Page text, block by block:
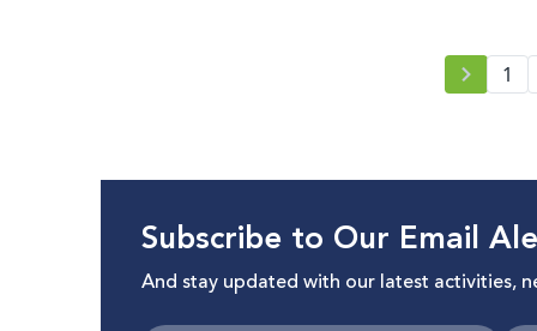
1
Subscribe to Our Email
And stay updated with our latest activities,